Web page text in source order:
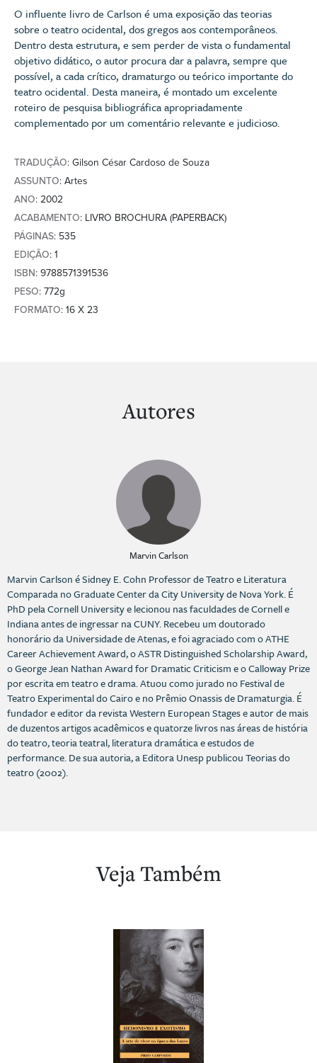
O influente livro de Carlson é uma exposição das teorias
sobre o teatro ocidental, dos gregos aos contemporâneos.
Dentro desta estrutura, e sem perder de vista o fundamental
objetivo didático, o autor procura dar a palavra, sempre que
possível, a cada crítico, dramaturgo ou teórico importante do
teatro ocidental. Desta maneira, é montado um excelente
roteiro de pesquisa bibliográfica apropriadamente
complementado por um comentário relevante e judicioso.
TRADUÇÃO: Gilson César Cardoso de Souza
ASSUNTO: Artes
ANO: 2002
ACABAMENTO: LIVRO BROCHURA (PAPERBACK)
PÁGINAS: 535
EDIÇÃO: 1
ISBN: 9788571391536
PESO: 772g
FORMATO: 16 X 23
Autores
Marvin Carlson
Marvin Carlson é Sidney E. Cohn Professor de Teatro e Literatura
Comparada no Graduate Center da City University de Nova York. É
PhD pela Cornell University e lecionou nas faculdades de Cornell e
Indiana antes de ingressar na CUNY. Recebeu um doutorado
honorário da Universidade de Atenas, e foi agraciado com o ATHE
Career Achievement Award, o ASTR Distinguished Scholarship Award,
o George Jean Nathan Award for Dramatic Criticism e o Calloway Prize
por escrita em teatro e drama. Atuou como jurado no Festival de
Teatro Experimental do Cairo e no Prêmio Onassis de Dramaturgia. É
fundador e editor da revista Western European Stages e autor de mais
de duzentos artigos acadêmicos e quatorze livros nas áreas de história
do teatro, teoria teatral, literatura dramática e estudos de
performance. De sua autoria, a Editora Unesp publicou Teorias do
teatro (2002).
Veja Também